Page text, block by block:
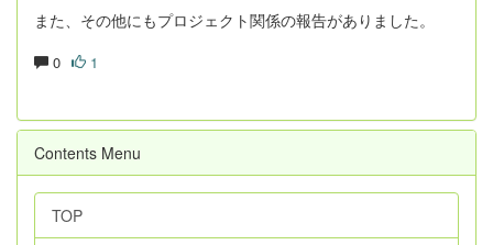
また、その他にもプロジェクト関係の報告がありました。
0 1
Contents Menu
TOP